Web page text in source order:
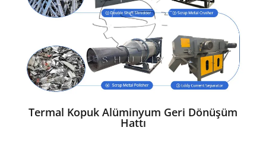
Termal Kopuk Alüminyum Geri Dönüşüm
Hattı